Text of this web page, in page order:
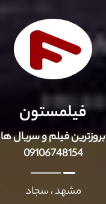
فیلمستون
بروزترین فیلم و سریال ها
09106748154
مشهد ، سجاد